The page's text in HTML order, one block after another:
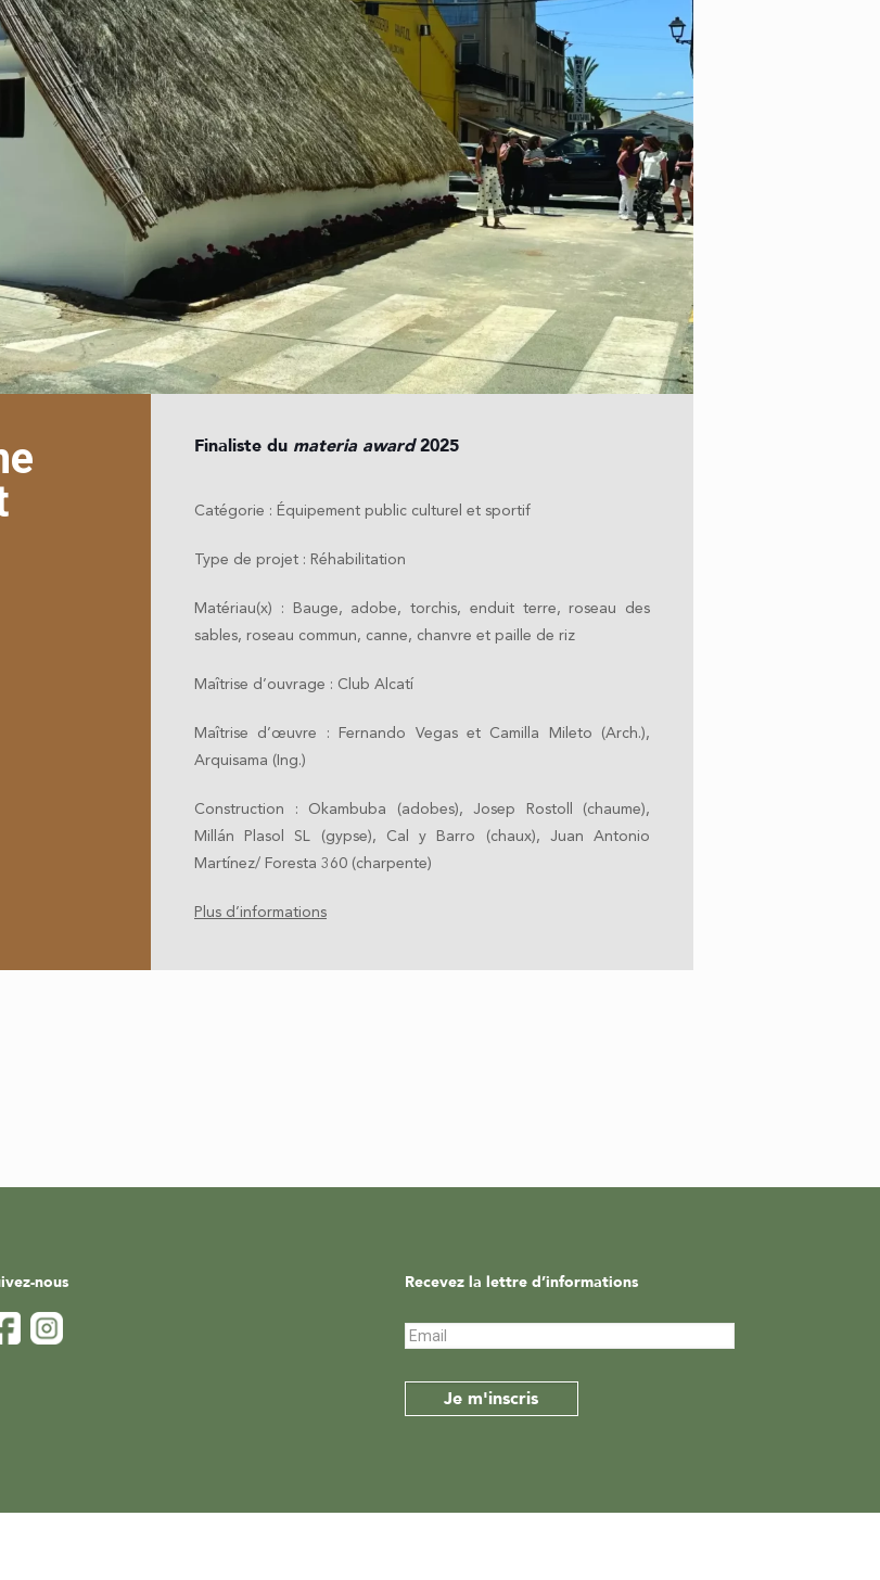
Finaliste du materia award2025
Catégorie : Équipement public culturel et sportif
Type de projet : Réhabilitation
Matériau(x) : Bauge, adobe, torchis, enduit terre, roseau des
sables, roseau commun, canne, chanvre et paille de riz
Maîtrise d’ouvrage : Club Alcatí
Maîtrise d’œuvre : Fernando Vegas et Camilla Mileto (Arch.),
Arquisama (Ing.)
Construction : Okambuba (adobes), Josep Rostoll (chaume),
Millán Plasol SL (gypse), Cal y Barro (chaux), Juan Antonio
Martínez/ Foresta 360 (charpente)
Plus d’informations
nous Recevez la lettre d’informations